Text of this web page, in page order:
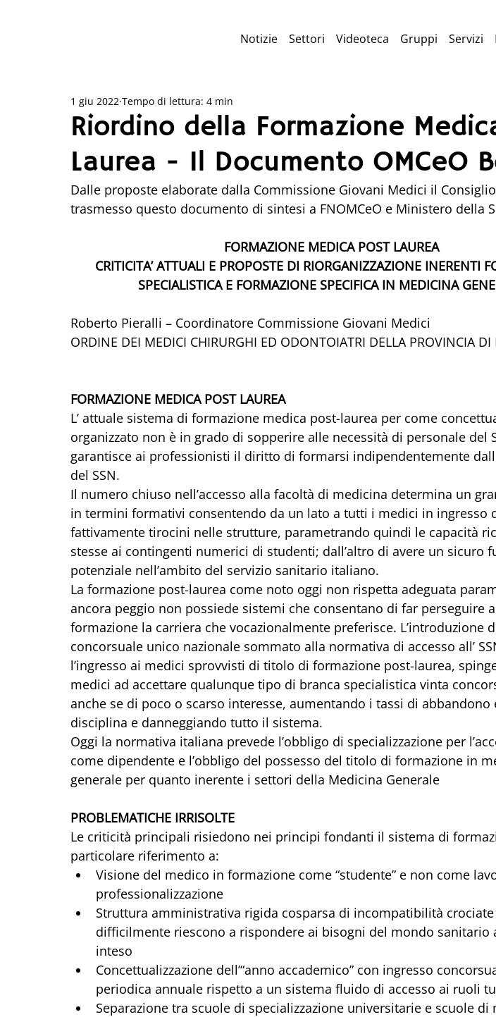
Notizie Settori Videoteca Gruppi Servizi
Riordino della Formazione
Laurea - Il Documento OMCeO
1 giu 2022 Tempo di lettura: 4 min
Dalle proposte elaborate dalla Commissione Giovani Medici il
trasmesso questo documento di sintesi a FNOMCeO e Ministero della
FORMAZIONE MEDICA POST LAUREA
CRITICITA’ ATTUALI E PROPOSTE DI RIORGANIZZAZIONE INERENTI
SPECIALISTICA E FORMAZIONE SPECIFICA IN MEDICINA
Roberto Pieralli – Coordinatore Commissione Giovani Medici
ORDINE DEI MEDICI CHIRURGHI ED ODONTOIATRI DELLA PROVINCIA
FORMAZIONE MEDICA POST LAUREA
L’ attuale sistema di formazione medica post-laurea per come
organizzato non è in grado di sopperire alle necessità di personale del
garantisce ai professionisti il diritto di formarsi indipendentemente
del SSN.
Il numero chiuso nell’accesso alla facoltà di medicina determina un
in termini formativi consentendo da un lato a tutti i medici in ingresso
fattivamente tirocini nelle strutture, parametrando quindi le capacità
stesse ai contingenti numerici di studenti; dall’altro di avere un sicuro
potenziale nell’ambito del servizio sanitario italiano.
La formazione post-laurea come noto oggi non rispetta adeguata
ancora peggio non possiede sistemi che consentano di far perseguire
formazione la carriera che vocazionalmente preferisce. L’introduzione
concorsuale unico nazionale sommato alla normativa di accesso all’
l’ingresso ai medici sprovvisti di titolo di formazione post-laurea,
medici ad accettare qualunque tipo di branca specialistica vinta
anche se di poco o scarso interesse, aumentando i tassi di abbandono
disciplina e danneggiando tutto il sistema.
Oggi la normativa italiana prevede l’obbligo di specializzazione per
come dipendente e l’obbligo del possesso del titolo di formazione in
generale per quanto inerente i settori della Medicina Generale
PROBLEMATICHE IRRISOLTE
Le criticità principali risiedono nei principi fondanti il sistema di
particolare riferimento a:
Visione del medico in formazione come “studente” e non come
professionalizzazione
Struttura amministrativa rigida cosparsa di incompatibilità
difficilmente riescono a rispondere ai bisogni del mondo sanitario
inteso
Concettualizzazione dell’“anno accademico” con ingresso
periodica annuale rispetto a un sistema fluido di accesso ai ruoli
Separazione tra scuole di specializzazione universitarie e scuole di